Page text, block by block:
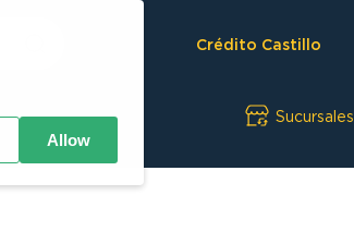
Crédito Castillo
Sucursales
Allow